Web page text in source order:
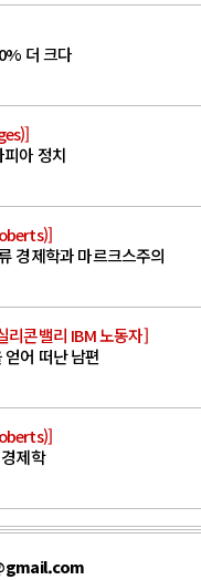
더 크다
아 정치
경제학과 마르크스주의
리콘밸리 IBM 노동자]
어 떠난 남편
제학